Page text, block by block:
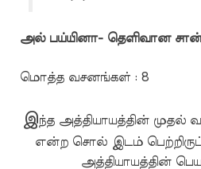
அல் பய்யினா- தெளிவான
மொத்த வசனங்கள் : 8
இந்த அத்தியாயத்தின் முதல்
என்ற சொல் இடம்
அத்தியாயத்தின்